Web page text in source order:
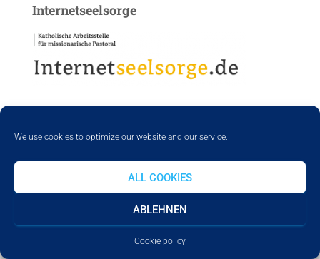
We use cookies to optimize our website and our service.
ALL COOKIES
ABLEHNEN
Cookie policy
Internetseelsorge
Ähnliche Beiträge